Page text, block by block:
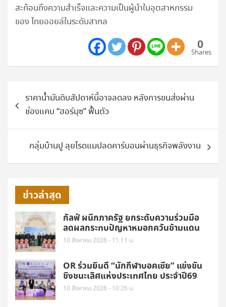
สะท้อนถึงความสำเร็จและความเป็นผู้นำในอุตสาหกรรม
ของ ไทยออยล์ในระดับสากล
0
Shares
แนะแนว
เรื่องราคาน้ำมันดิบสัปดาห์นี้อาจลดลง หลังการขนส่งผ่าน
ช่องแคบ “ฮอร์มุซ” ฟื้นตัว
กลุ่มบ้านปู ลุยโรดแมปลดคาร์บอนผ่านธุรกิจพลังงาน
ข่าวล่าสุด
กัลฟ์ ผนึกภาครัฐ ยกระดับความร่วมมือ
ลดผลกระทบปัญหาหมอกควันข้ามแดน
10 สิงหาคม 2026 - 11:11 น.
OR ร่วมยินดี “นักกีฬาบอคเซีย” แข่งขัน
ชิงชนะเลิศแห่งประเทศไทย ประจำปี69
10 สิงหาคม 2026 - 10:26 น.